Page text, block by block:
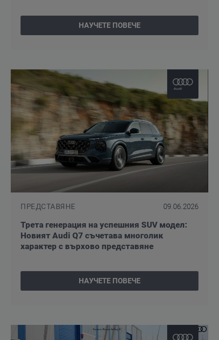
НАУЧЕТЕ ПОВЕЧЕ
ПРЕДСТАВЯНЕ 09.06.2026
Трета генерация на успешния SUV модел:
Новият Audi Q7 съчетава многолик
характер с върхово представяне
НАУЧЕТЕ ПОВЕЧЕ